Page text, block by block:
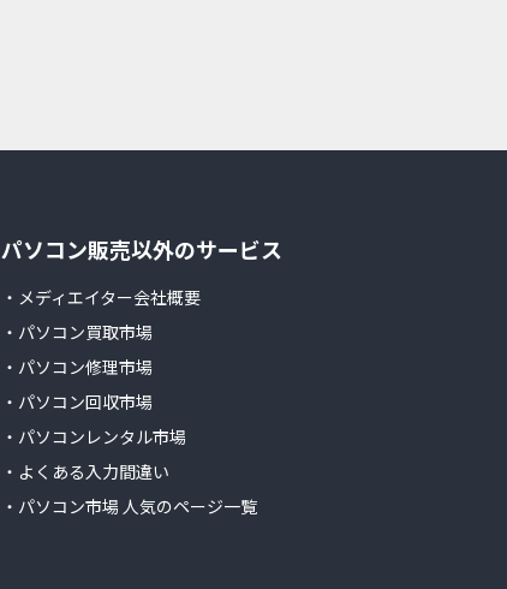
パソコン販売以外のサービス
・メディエイター会社概要
・パソコン買取市場
・パソコン修理市場
・パソコン回収市場
・パソコンレンタル市場
・よくある入力間違い
・パソコン市場 人気のページ一覧